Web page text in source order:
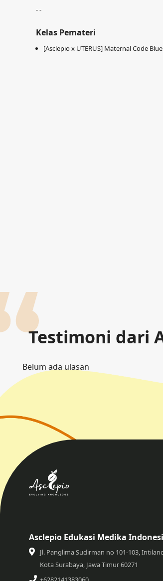
- -
Kelas Pemateri
[Asclepio x UTERUS] Maternal Code Blue
Testimoni dari
Belum ada ulasan
Asclepio Edukasi Medika
Jl. Panglima Sudirman no 101-103,
Kota Surabaya, Jawa Timur 60271